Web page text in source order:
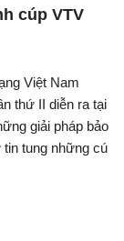
cúp VTV
Việt Nam
thứ II diễn ra tại
giải pháp bảo
tung những cú